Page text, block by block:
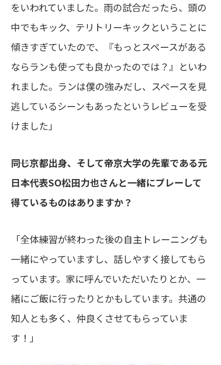
をいわれていました。雨の試合だったら、頭の
中でもキック、テリトリーキックということに
傾きすぎていたので、『もっとスペースがある
ならランも使っても良かったのでは？』といわ
れました。ランは僕の強みだし、スペースを見
逃しているシーンもあったというレビューを受
けました」
――同じ京都出身、そして帝京大学の先輩である元
日本代表SO松田力也さんと一緒にプレーして
得ているものはありますか？
「全体練習が終わった後の自主トレーニングも
一緒にやっていますし、話しやすく接してもら
っています。家に呼んでいただいたりとか、一
緒にご飯に行ったりとかもしています。共通の
知人とも多く、仲良くさせてもらっていま
す！」